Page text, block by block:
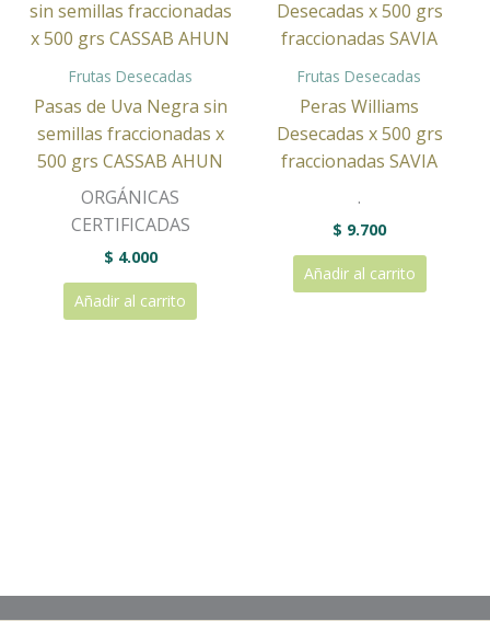
Frutas Desecadas
Pasas de Uva Negra sin
semillas fraccionadas x
500 grs CASSAB AHUN
ORGÁNICAS
CERTIFICADAS
$ 4.000
Añadir al carrito
Frutas Desecadas
Peras Williams
Desecadas x 500 grs
fraccionadas SAVIA
.
$ 9.700
Añadir al carrito